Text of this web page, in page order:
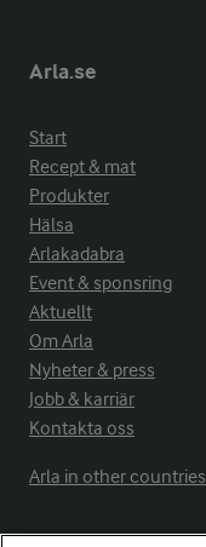
Arla.se
Start
Recept & mat
Produkter
Hälsa
Arlakadabra
Event & sponsring
Aktuellt
Om Arla
Nyheter & press
Jobb & karriär
Kontakta oss
Arla in other countries